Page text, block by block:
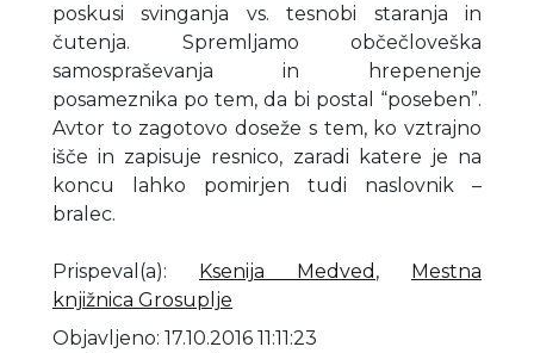
poskusi svinganja vs. tesnobi staranja in
čutenja. Spremljamo občečloveška
samospraševanja in hrepenenje
posameznika po tem, da bi postal “poseben”.
Avtor to zagotovo doseže s tem, ko vztrajno
išče in zapisuje resnico, zaradi katere je na
koncu lahko pomirjen tudi naslovnik –
bralec.
Prispeval(a): Ksenija Medved , Mestna
knjižnica Grosuplje
Objavljeno: 17.10.2016 11:11:23